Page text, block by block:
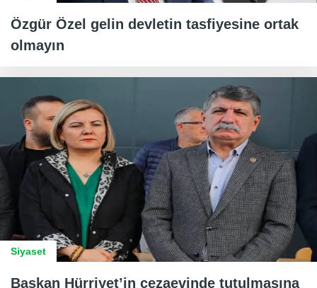
Özgür Özel gelin devletin tasfiyesine ortak
olmayın
Siyaset
Başkan Hürriyet’in cezaevinde tutulmasına